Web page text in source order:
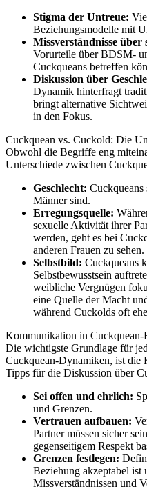
Stigma der Untreue:
Beziehungsmodelle mit
Missverständnisse über
Vorurteile über BDSM-
Cuckqueans betreffen
Diskussion über
Dynamik hinterfragt
bringt alternative
in den Fokus.
Cuckquean vs. Cuckold: Die
Obwohl die Begriffe eng
Unterschiede zwischen
Geschlecht:
Männer sind.
Erregungsquelle:
sexuelle Aktivität ihrer
werden, geht es bei
anderen Frauen zu sehen.
Selbstbild: Cuckqueans
Selbstbewusstsein
weibliche Vergnügen
eine Quelle der Macht
während Cuckolds oft
Kommunikation in Cuckquean-
Die wichtigste Grundlage für
Cuckquean-Dynamiken, ist
Tipps für die Diskussion über
Sei offen und ehrlich:
und Grenzen.
Vertrauen aufbauen:
Partner müssen sicher
gegenseitigem Respekt
Grenzen festlegen:
Beziehung akzeptabel ist
Missverständnissen und